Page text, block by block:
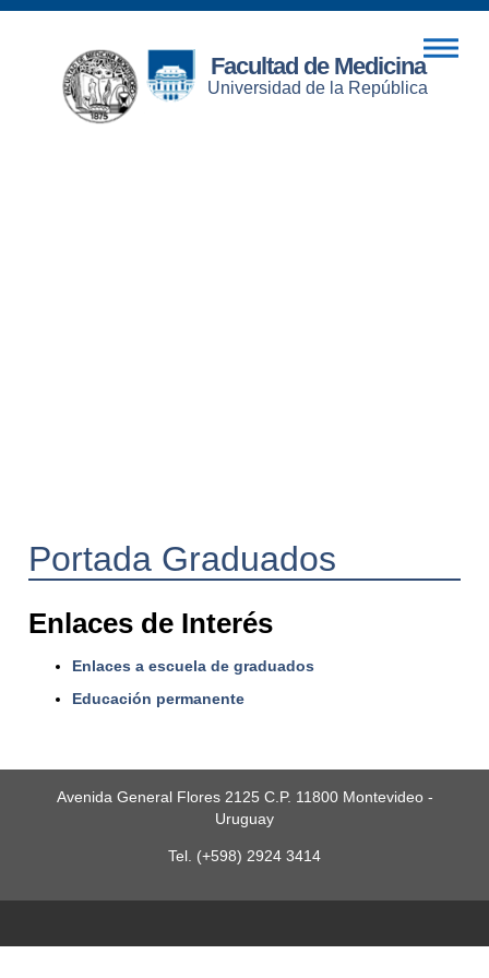
Facultad de Medicina
Universidad de la República
Portada Graduados
Enlaces de Interés
Enlaces a escuela de graduados
Educación permanente
Avenida General Flores 2125 C.P. 11800 Montevideo -
Uruguay
Tel. (+598) 2924 3414